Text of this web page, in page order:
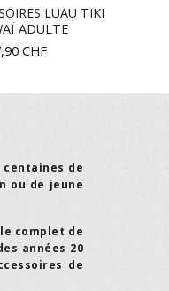
LUAU TIKI
ADULTE
CHF
centaines de
ou de jeune
complet de
années 20
de